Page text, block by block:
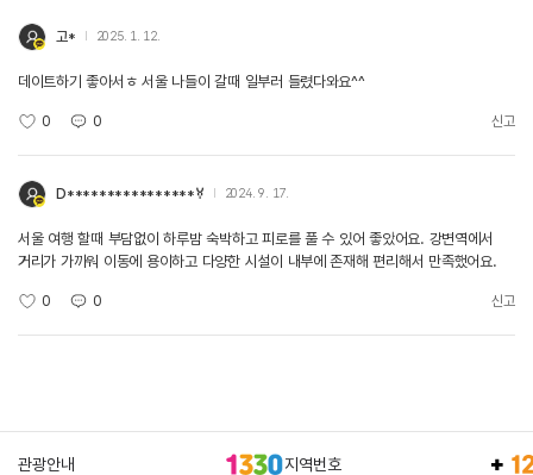
고* 2025. 1. 12.
데이트하기 좋아서ㅎ 서울 나들이 갈때 일부러 들렸다와요^^
0 0 신고
D****************ꃼ 2024. 9. 17.
서울 여행 할때 부담없이 하루밤 숙박하고 피로를 풀 수 있어 좋았어요. 강변역에서
거리가 가까워 이동에 용이하고 다양한 시설이 내부에 존재해 편리해서 만족했어요.
0 0 신고
관광안내 지역번호